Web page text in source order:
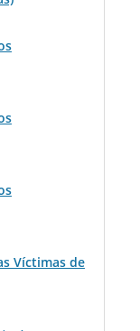
Víctimas de